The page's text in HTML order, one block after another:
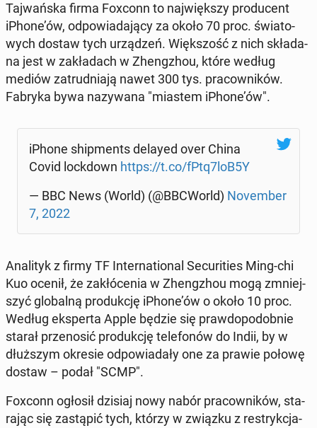
Taj­wań­ska firma Foxconn to naj­więk­szy pro­du­cent
iPhone’ów, od­po­wia­da­ją­cy za około 70 proc. świa­to­
wych dostaw tych urzą­dzeń. Więk­szość z nich skła­da­
na jest w za­kła­dach w Zheng­zhou, które według
mediów za­trud­nia­ją nawet 300 tys. pra­cow­ni­ków.
Fabryka bywa na­zy­wa­na "miastem iPhone’ów".
iPhone ship­ments delayed over China
Covid lock­down https://t.co/fPtq7loB5Y
— BBC News (World) (@BBCWorld) No­vem­ber
7, 2022
Ana­li­tyk z firmy TF In­ter­na­tio­nal Se­cu­ri­ties Ming-chi
Kuo ocenił, że za­kłó­ce­nia w Zheng­zhou mogą zmniej­
szyć glo­bal­ną pro­duk­cję iPhone’ów o około 10 proc.
Według eks­per­ta Apple będzie się praw­do­po­dob­nie
starał prze­no­sić pro­duk­cję te­le­fo­nów do Indii, by w
dłuż­szym okresie od­po­wia­da­ły one za prawie połowę
dostaw – podał "SCMP".
Foxconn ogłosił dzisiaj nowy nabór pra­cow­ni­ków, sta­
ra­jąc się za­stą­pić tych, którzy w związku z re­stryk­cja­